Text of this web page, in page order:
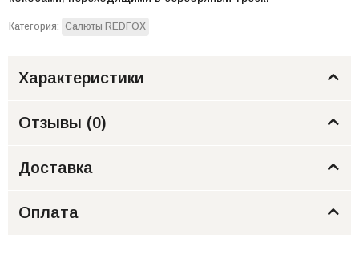
Категория: Салюты REDFOX
Характеристики
Отзывы (0)
Доставка
Оплата